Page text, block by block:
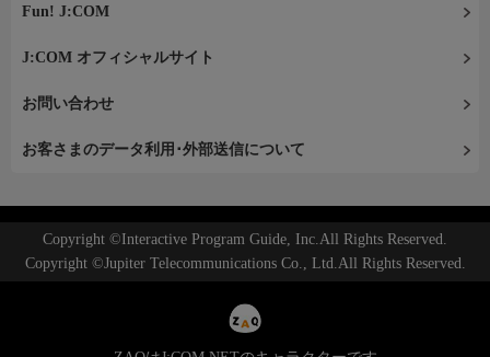
Fun! J:COM
J:COM オフィシャルサイト
お問い合わせ
お客さまのデータ利用･外部送信について
Copyright ©Interactive Program Guide, Inc.All Rights Reserved.
Copyright ©Jupiter Telecommunications Co., Ltd.All Rights Reserved.